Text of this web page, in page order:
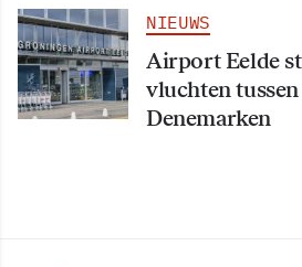
NIEUWS
Airport Eelde
vluchten
Denemarken